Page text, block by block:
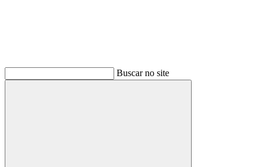
Buscar no site